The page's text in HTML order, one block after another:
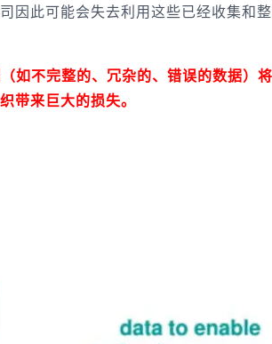
因此可能会失去利用这些已经收集和
不完整的、冗杂的、错误的数据）
带来巨大的损失。